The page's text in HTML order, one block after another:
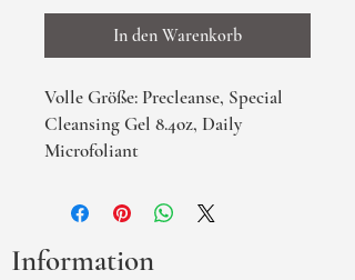
In den Warenkorb
Volle Größe: Precleanse, Special
Cleansing Gel 8.4oz, Daily
Microfoliant
Information